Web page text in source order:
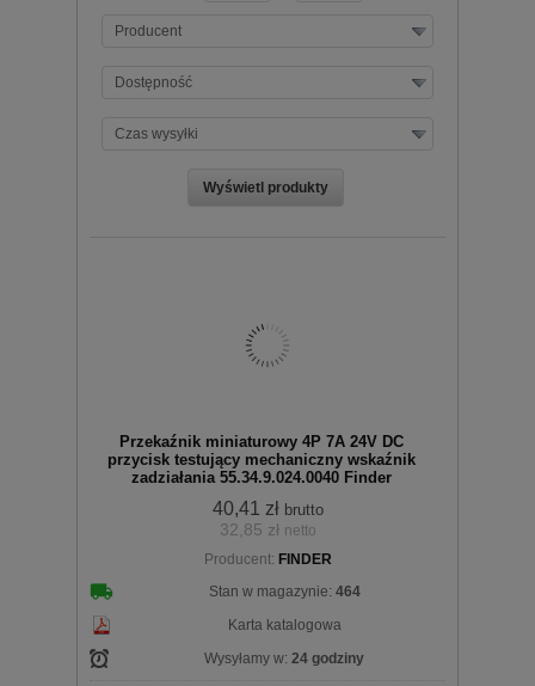
Producent
Dostępność
Czas wysyłki
Przekaźnik miniaturowy 4P 7A 24V DC
przycisk testujący mechaniczny wskaźnik
zadziałania 55.34.9.024.0040 Finder
40,41 zł brutto
32,85 zł netto
Producent: FINDER
Stan w magazynie: 464
Karta katalogowa
Wysyłamy w: 24 godziny